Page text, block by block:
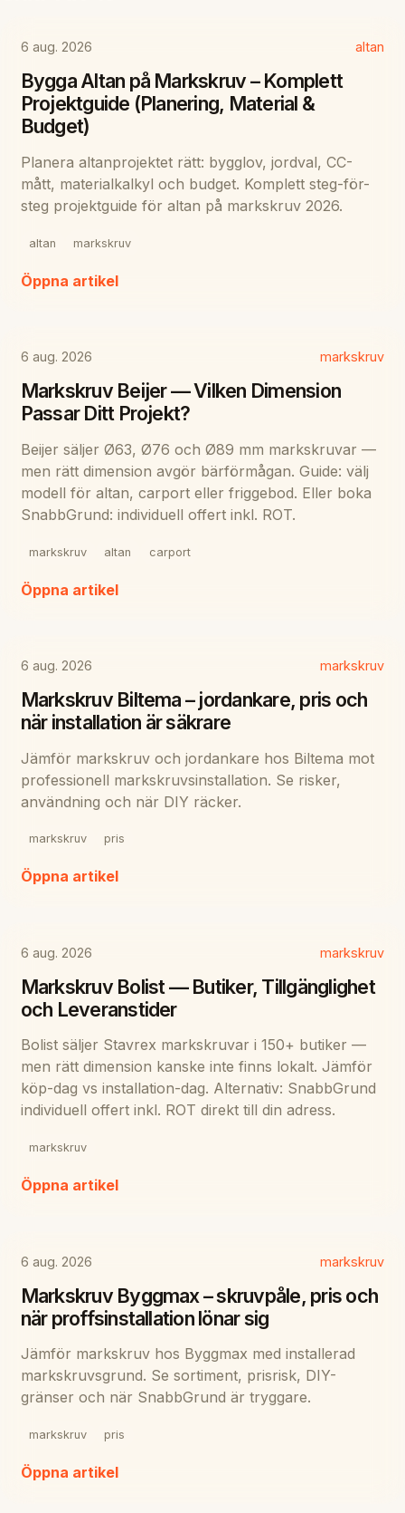
6 aug. 2026 altan
Bygga Altan på Markskruv – Komplett
Projektguide (Planering, Material &
Budget)
Planera altanprojektet rätt: bygglov, jordval, CC-
mått, materialkalkyl och budget. Komplett steg-för-
steg projektguide för altan på markskruv 2026.
altan markskruv
Öppna artikel
6 aug. 2026 markskruv
Markskruv Beijer — Vilken Dimension
Passar Ditt Projekt?
Beijer säljer Ø63, Ø76 och Ø89 mm markskruvar —
men rätt dimension avgör bärförmågan. Guide: välj
modell för altan, carport eller friggebod. Eller boka
SnabbGrund: individuell offert inkl. ROT.
markskruv altan carport
Öppna artikel
6 aug. 2026 markskruv
Markskruv Biltema – jordankare, pris och
när installation är säkrare
Jämför markskruv och jordankare hos Biltema mot
professionell markskruvsinstallation. Se risker,
användning och när DIY räcker.
markskruv pris
Öppna artikel
6 aug. 2026 markskruv
Markskruv Bolist — Butiker, Tillgänglighet
och Leveranstider
Bolist säljer Stavrex markskruvar i 150+ butiker —
men rätt dimension kanske inte finns lokalt. Jämför
köp-dag vs installation-dag. Alternativ: SnabbGrund
individuell offert inkl. ROT direkt till din adress.
markskruv
Öppna artikel
6 aug. 2026 markskruv
Markskruv Byggmax – skruvpåle, pris och
när proffsinstallation lönar sig
Jämför markskruv hos Byggmax med installerad
markskruvsgrund. Se sortiment, prisrisk, DIY-
gränser och när SnabbGrund är tryggare.
markskruv pris
Öppna artikel